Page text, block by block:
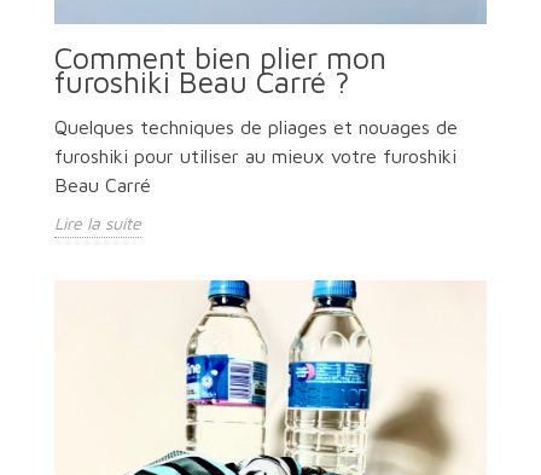
Comment bien plier mon
furoshiki Beau Carré ?
Quelques techniques de pliages et nouages de
furoshiki pour utiliser au mieux votre furoshiki
Beau Carré
Lire la suite